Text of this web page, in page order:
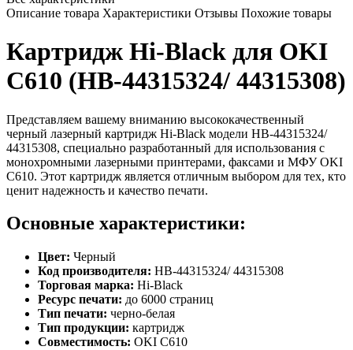
Описание товара Характеристики Отзывы Похожие товары
Картридж Hi-Black для OKI
C610 (HB-44315324/ 44315308)
Представляем вашему вниманию высококачественный
черный лазерный картридж Hi-Black модели HB-44315324/
44315308, специально разработанный для использования с
монохромными лазерными принтерами, факсами и МФУ OKI
C610. Этот картридж является отличным выбором для тех, кто
ценит надежность и качество печати.
Основные характеристики:
Цвет: Черный
Код производителя: HB-44315324/ 44315308
Торговая марка: Hi-Black
Ресурс печати: до 6000 страниц
Тип печати: черно-белая
Тип продукции: картридж
Совместимость: OKI C610